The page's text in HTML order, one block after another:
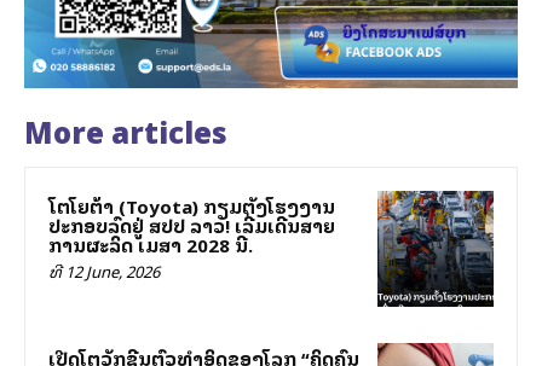
More articles
ໂຕໂຍຕ້າ (Toyota) ກຽມຕັ້ງໂຮງງານ
ປະກອບລົດຢູ່ ສປປ ລາວ! ເລີ່ມເດີນສາຍ
ການຜະລິດ ເມສາ 2028 ນີ້.
ທີ 12 June, 2026
ເປີດໂຕວັກຊີນຕົວທຳອິດຂອງໂລກ “ຄິດຄົ້ນ